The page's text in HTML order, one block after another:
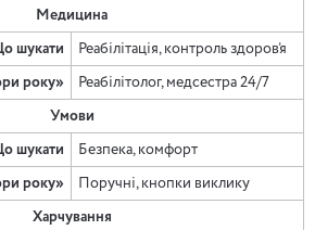
Медицина
шукати Реабілітація, контроль здоров’я
року» Реабілітолог, медсестра 24/7
Умови
шукати Безпека, комфорт
року» Поручні, кнопки виклику
Харчування